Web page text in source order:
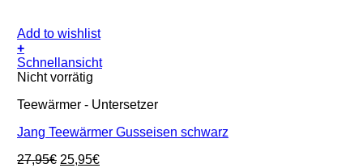
Add to wishlist
+
Schnellansicht
Nicht vorrätig
Teewärmer - Untersetzer
Jang Teewärmer Gusseisen schwarz
27,95€ Ursprünglicher
25,95€Aktueller